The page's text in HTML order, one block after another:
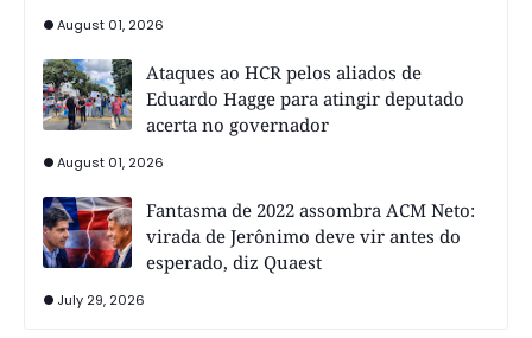
August 01, 2026
Ataques ao HCR pelos aliados de
Eduardo Hagge para atingir deputado
acerta no governador
August 01, 2026
Fantasma de 2022 assombra ACM Neto:
virada de Jerônimo deve vir antes do
esperado, diz Quaest
July 29, 2026